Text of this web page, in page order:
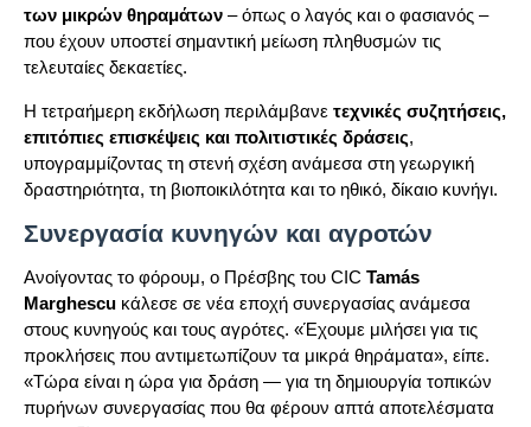
των μικρών θηραμάτων – όπως ο λαγός και ο φασιανός –
που έχουν υποστεί σημαντική μείωση πληθυσμών τις
τελευταίες δεκαετίες.
Η τετραήμερη εκδήλωση περιλάμβανε τεχνικές συζητήσεις,
επιτόπιες επισκέψεις και πολιτιστικές δράσεις,
υπογραμμίζοντας τη στενή σχέση ανάμεσα στη γεωργική
δραστηριότητα, τη βιοποικιλότητα και το ηθικό, δίκαιο κυνήγι.
Συνεργασία κυνηγών και αγροτών
Ανοίγοντας το φόρουμ, ο Πρέσβης του CIC Tamás
Marghescu κάλεσε σε νέα εποχή συνεργασίας ανάμεσα
στους κυνηγούς και τους αγρότες. «Έχουμε μιλήσει για τις
προκλήσεις που αντιμετωπίζουν τα μικρά θηράματα», είπε.
«Τώρα είναι η ώρα για δράση — για τη δημιουργία τοπικών
πυρήνων συνεργασίας που θα φέρουν απτά αποτελέσματα